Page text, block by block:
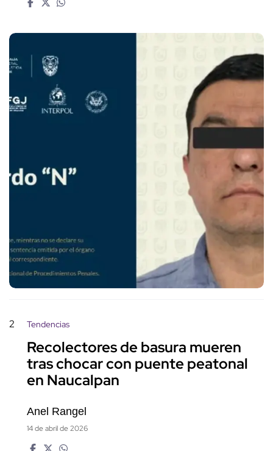
2 Tendencias
Recolectores de basura mueren
tras chocar con puente peatonal
en Naucalpan
Anel Rangel
14 de abril de 2026